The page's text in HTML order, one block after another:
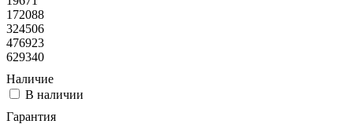
172088
324506
476923
629340
Наличие
В наличии
Гарантия